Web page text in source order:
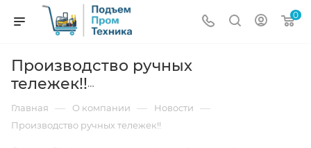
0
Производство ручных
тележек!!
Главная — О компании — Новости —
Производство ручных тележек!!